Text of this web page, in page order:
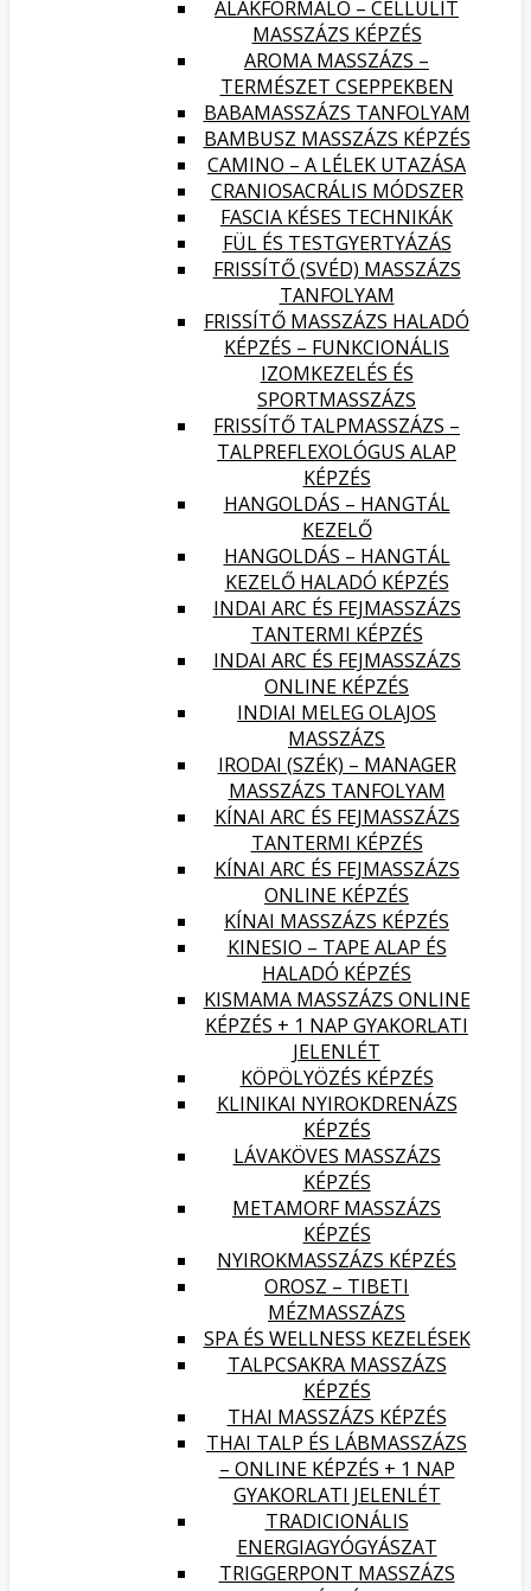
ALAKFORMÁLÓ – CELLULIT
MASSZÁZS KÉPZÉS
AROMA MASSZÁZS –
TERMÉSZET CSEPPEKBEN
BABAMASSZÁZS TANFOLYAM
BAMBUSZ MASSZÁZS KÉPZÉS
CAMINO – A LÉLEK UTAZÁSA
CRANIOSACRÁLIS MÓDSZER
FASCIA KÉSES TECHNIKÁK
FÜL ÉS TESTGYERTYÁZÁS
FRISSÍTŐ (SVÉD) MASSZÁZS
TANFOLYAM
FRISSÍTŐ MASSZÁZS HALADÓ
KÉPZÉS – FUNKCIONÁLIS
IZOMKEZELÉS ÉS
SPORTMASSZÁZS
FRISSÍTŐ TALPMASSZÁZS –
TALPREFLEXOLÓGUS ALAP
KÉPZÉS
HANGOLDÁS – HANGTÁL
KEZELŐ
HANGOLDÁS – HANGTÁL
KEZELŐ HALADÓ KÉPZÉS
INDAI ARC ÉS FEJMASSZÁZS
TANTERMI KÉPZÉS
INDAI ARC ÉS FEJMASSZÁZS
ONLINE KÉPZÉS
INDIAI MELEG OLAJOS
MASSZÁZS
IRODAI (SZÉK) – MANAGER
MASSZÁZS TANFOLYAM
KÍNAI ARC ÉS FEJMASSZÁZS
TANTERMI KÉPZÉS
KÍNAI ARC ÉS FEJMASSZÁZS
ONLINE KÉPZÉS
KÍNAI MASSZÁZS KÉPZÉS
KINESIO – TAPE ALAP ÉS
HALADÓ KÉPZÉS
KISMAMA MASSZÁZS ONLINE
KÉPZÉS + 1 NAP GYAKORLATI
JELENLÉT
KÖPÖLYÖZÉS KÉPZÉS
KLINIKAI NYIROKDRENÁZS
KÉPZÉS
LÁVAKÖVES MASSZÁZS
KÉPZÉS
METAMORF MASSZÁZS
KÉPZÉS
NYIROKMASSZÁZS KÉPZÉS
OROSZ – TIBETI
MÉZMASSZÁZS
SPA ÉS WELLNESS KEZELÉSEK
TALPCSAKRA MASSZÁZS
KÉPZÉS
THAI MASSZÁZS KÉPZÉS
THAI TALP ÉS LÁBMASSZÁZS
– ONLINE KÉPZÉS + 1 NAP
GYAKORLATI JELENLÉT
TRADICIONÁLIS
ENERGIAGYÓGYÁSZAT
TRIGGERPONT MASSZÁZS